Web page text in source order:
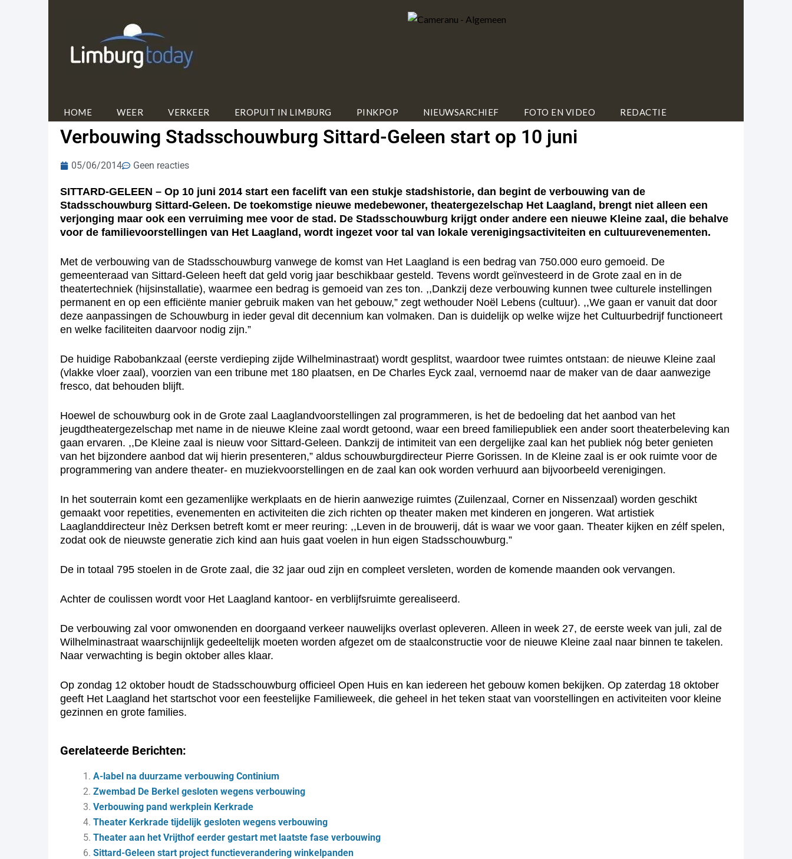
HOME WEER VERKEER EROPUIT IN LIMBURG PINKPOP NIEUWSARCHIEF FOTO EN VIDEO REDACTIE
Verbouwing Stadsschouwburg Sittard-Geleen start op 10 juni
05/06/2014 Geen reacties
SITTARD-GELEEN – Op 10 juni 2014 start een facelift van een stukje stadshistorie, dan begint de verbouwing van de
Stadsschouwburg Sittard-Geleen. De toekomstige nieuwe medebewoner, theatergezelschap Het Laagland, brengt niet alleen een
verjonging maar ook een verruiming mee voor de stad. De Stadsschouwburg krijgt onder andere een nieuwe Kleine zaal, die behalve
voor de familievoorstellingen van Het Laagland, wordt ingezet voor tal van lokale verenigingsactiviteiten en cultuurevenementen.
Met de verbouwing van de Stadsschouwburg vanwege de komst van Het Laagland is een bedrag van 750.000 euro gemoeid. De
gemeenteraad van Sittard-Geleen heeft dat geld vorig jaar beschikbaar gesteld. Tevens wordt geïnvesteerd in de Grote zaal en in de
theatertechniek (hijsinstallatie), waarmee een bedrag is gemoeid van zes ton. ,,Dankzij deze verbouwing kunnen twee culturele instellingen
permanent en op een efficiënte manier gebruik maken van het gebouw,” zegt wethouder Noël Lebens (cultuur). ,,We gaan er vanuit dat door
deze aanpassingen de Schouwburg in ieder geval dit decennium kan volmaken. Dan is duidelijk op welke wijze het Cultuurbedrijf functioneert
en welke faciliteiten daarvoor nodig zijn.”
De huidige Rabobankzaal (eerste verdieping zijde Wilhelminastraat) wordt gesplitst, waardoor twee ruimtes ontstaan: de nieuwe Kleine zaal
(vlakke vloer zaal), voorzien van een tribune met 180 plaatsen, en De Charles Eyck zaal, vernoemd naar de maker van de daar aanwezige
fresco, dat behouden blijft.
Hoewel de schouwburg ook in de Grote zaal Laaglandvoorstellingen zal programmeren, is het de bedoeling dat het aanbod van het
jeugdtheatergezelschap met name in de nieuwe Kleine zaal wordt getoond, waar een breed familiepubliek een ander soort theaterbeleving kan
gaan ervaren. ,,De Kleine zaal is nieuw voor Sittard-Geleen. Dankzij de intimiteit van een dergelijke zaal kan het publiek nóg beter genieten
van het bijzondere aanbod dat wij hierin presenteren,” aldus schouwburgdirecteur Pierre Gorissen. In de Kleine zaal is er ook ruimte voor de
programmering van andere theater- en muziekvoorstellingen en de zaal kan ook worden verhuurd aan bijvoorbeeld verenigingen.
In het souterrain komt een gezamenlijke werkplaats en de hierin aanwezige ruimtes (Zuilenzaal, Corner en Nissenzaal) worden geschikt
gemaakt voor repetities, evenementen en activiteiten die zich richten op theater maken met kinderen en jongeren. Wat artistiek
Laaglanddirecteur Inèz Derksen betreft komt er meer reuring: ,,Leven in de brouwerij, dát is waar we voor gaan. Theater kijken en zélf spelen,
zodat ook de nieuwste generatie zich kind aan huis gaat voelen in hun eigen Stadsschouwburg.”
De in totaal 795 stoelen in de Grote zaal, die 32 jaar oud zijn en compleet versleten, worden de komende maanden ook vervangen.
Achter de coulissen wordt voor Het Laagland kantoor- en verblijfsruimte gerealiseerd.
De verbouwing zal voor omwonenden en doorgaand verkeer nauwelijks overlast opleveren. Alleen in week 27, de eerste week van juli, zal de
Wilhelminastraat waarschijnlijk gedeeltelijk moeten worden afgezet om de staalconstructie voor de nieuwe Kleine zaal naar binnen te takelen.
Naar verwachting is begin oktober alles klaar.
Op zondag 12 oktober houdt de Stadsschouwburg officieel Open Huis en kan iedereen het gebouw komen bekijken. Op zaterdag 18 oktober
geeft Het Laagland het startschot voor een feestelijke Familieweek, die geheel in het teken staat van voorstellingen en activiteiten voor kleine
gezinnen en grote families.
Gerelateerde Berichten:
A-label na duurzame verbouwing Continium
Zwembad De Berkel gesloten wegens verbouwing
Verbouwing pand werkplein Kerkrade
Theater Kerkrade tijdelijk gesloten wegens verbouwing
Theater aan het Vrijthof eerder gestart met laatste fase verbouwing
Sittard-Geleen start project functieverandering winkelpanden